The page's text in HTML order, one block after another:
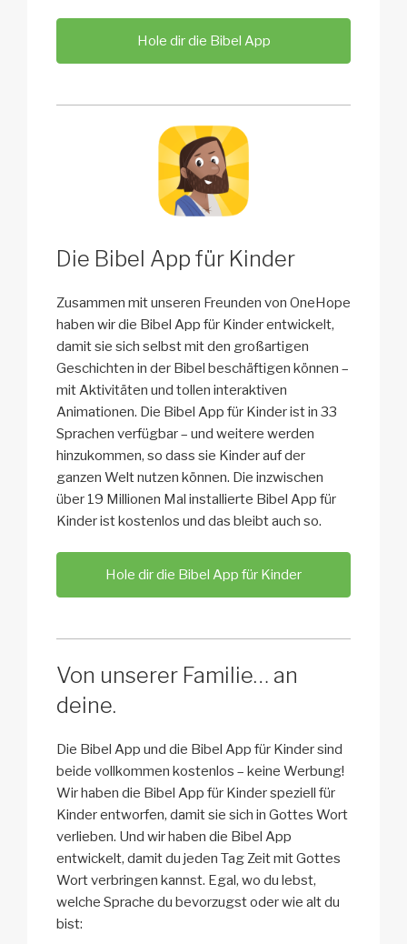
Hole dir die Bibel App
Die Bibel App für Kinder
Zusammen mit unseren Freunden von OneHope
haben wir die Bibel App für Kinder entwickelt,
damit sie sich selbst mit den großartigen
Geschichten in der Bibel beschäftigen können –
mit Aktivitäten und tollen interaktiven
Animationen. Die Bibel App für Kinder ist in 33
Sprachen verfügbar – und weitere werden
hinzukommen, so dass sie Kinder auf der
ganzen Welt nutzen können. Die inzwischen
über 19 Millionen Mal installierte Bibel App für
Kinder ist kostenlos und das bleibt auch so.
Hole dir die Bibel App für Kinder
Von unserer Familie… an
deine.
Die Bibel App und die Bibel App für Kinder sind
beide vollkommen kostenlos – keine Werbung!
Wir haben die Bibel App für Kinder speziell für
Kinder entworfen, damit sie sich in Gottes Wort
verlieben. Und wir haben die Bibel App
entwickelt, damit du jeden Tag Zeit mit Gottes
Wort verbringen kannst. Egal, wo du lebst,
welche Sprache du bevorzugst oder wie alt du
bist: